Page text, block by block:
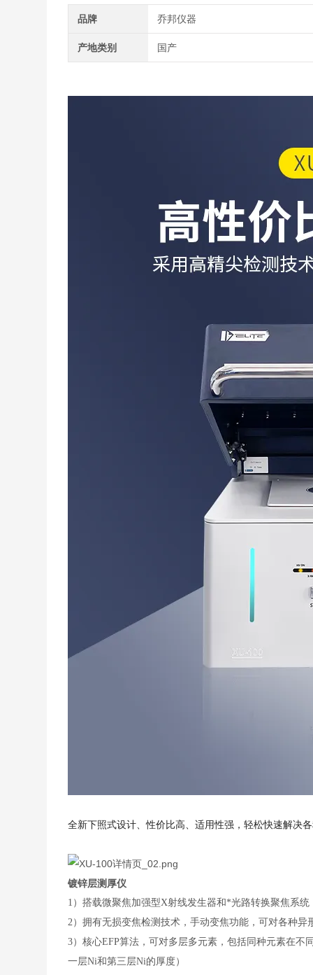
品牌 乔邦仪器
产地类别 国产
全新下照式设计、性价比高、适用性强，轻松快速解决
镀锌层测厚仪
1）搭载微聚焦加强型X射线发生器和*光路转换聚焦系统
2）拥有无损变焦检测技术，手动变焦功能，可对各种
3）核心EFP算法，可对多层多元素，包括同种元素在不
一层Ni和第三层Ni的厚度）